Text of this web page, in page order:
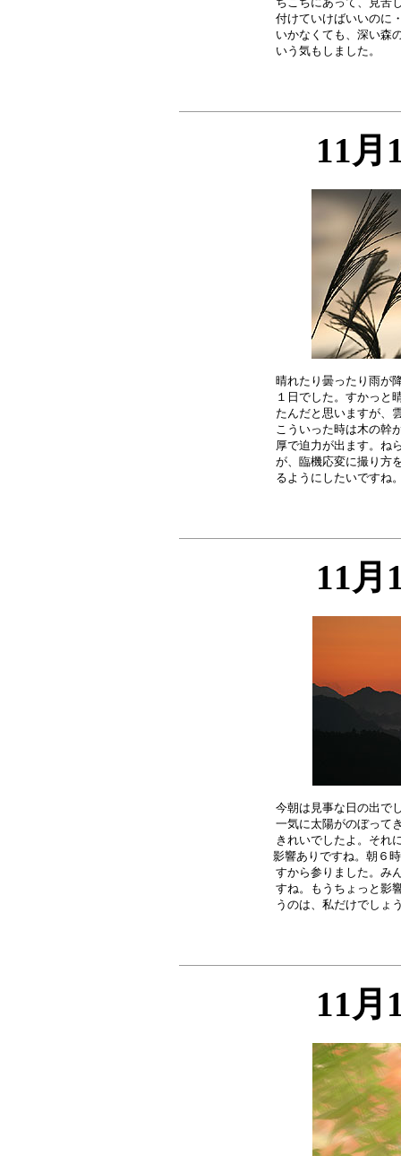
付けていけばいいのに
いかなくても、深い森
11月
晴れたり曇ったり雨が
１日でした。すかっと
たんだと思いますが、
こういった時は木の幹
厚で迫力が出ます。ね
が、臨機応変に撮り方
11月
今朝は見事な日の出で
一気に太陽がのぼって
きれいでしたよ。それ
影響ありですね。朝６
すから参りました。み
すね。もうちょっと影
11月